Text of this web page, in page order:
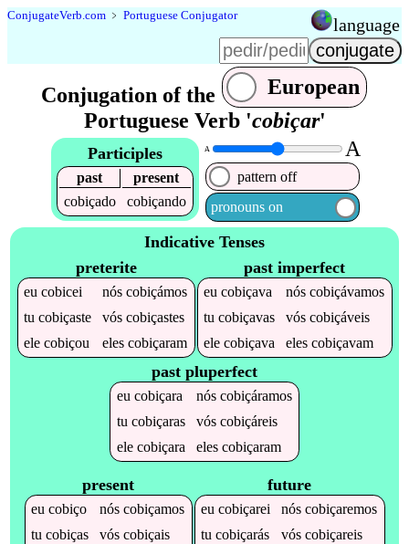
ConjugateVerb.com ﹥ Portuguese Conjugator language
Conjugation of the
European
Portuguese Verb 'cobiçar'
Participles
past
present
cobiçado
cobiçando
A A
pattern off
pronouns on
Indicative Tenses
preterite
eucobicei nóscobiçámos
tucobiçaste vóscobiçastes
elecobiçou elescobiçaram
past imperfect
eucobiçava nóscobiçávamos
tucobiçavas vóscobiçáveis
elecobiçava elescobiçavam
past pluperfect
eu cobiçara nós cobiçáramos
tu cobiçaras vós cobiçáreis
ele cobiçara eles cobiçaram
present
eucobiço nóscobiçamos
tucobiças vóscobiçais
future
eucobiçarei nóscobiçaremos
tucobiçarás vóscobiçareis